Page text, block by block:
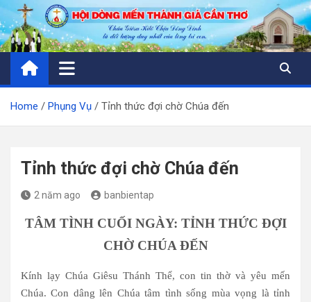
Skip
to
content
Home Phụng Vụ Tỉnh thức đợi chờ Chúa đến
Tỉnh thức đợi chờ Chúa đến
2 năm ago banbientap
TÂM TÌNH CUỐI NGÀY: TỈNH THỨC ĐỢI
CHỜ CHÚA ĐẾN
Kính lạy Chúa Giêsu Thánh Thể, con tin thờ và yêu mến
Chúa. Con dâng lên Chúa tâm tình sống mùa vọng là tỉnh